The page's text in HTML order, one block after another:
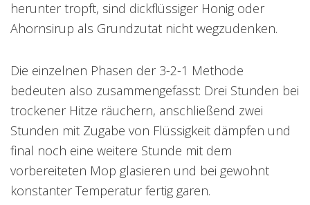
herunter tropft, sind dickflüssiger Honig oder
Ahornsirup als Grundzutat nicht wegzudenken.
Die einzelnen Phasen der 3-2-1 Methode
bedeuten also zusammengefasst: Drei Stunden bei
trockener Hitze räuchern, anschließend zwei
Stunden mit Zugabe von Flüssigkeit dämpfen und
final noch eine weitere Stunde mit dem
vorbereiteten Mop glasieren und bei gewohnt
konstanter Temperatur fertig garen.